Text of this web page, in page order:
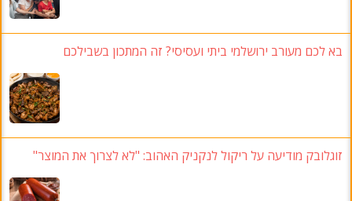
בא לכם מעורב ירושלמי ביתי ועסיסי? זה המתכון בשבילכם
זוגלובק מודיעה על ריקול לנקניק האהוב: "לא לצרוך את המוצר"